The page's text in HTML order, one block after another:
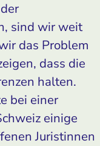
sind wir weit
das Problem
dass die
halten.
bei einer
einige
Juristinnen